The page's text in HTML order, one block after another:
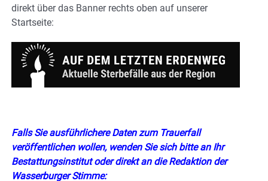
direkt über das Banner rechts oben auf unserer
Startseite:
Falls Sie ausführlichere Daten zum Trauerfall
veröffentlichen wollen, wenden Sie sich bitte an Ihr
Bestattungsinstitut oder direkt an die Redaktion der
Wasserburger Stimme: